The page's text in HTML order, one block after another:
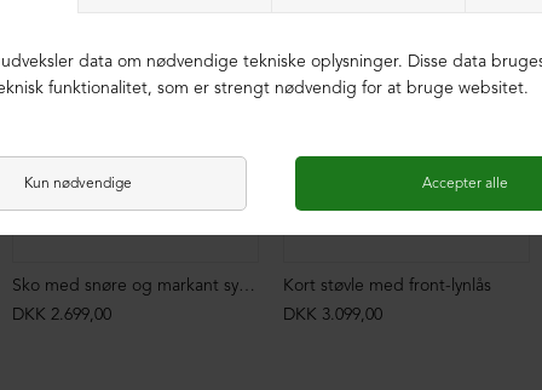
Sko med snøre og markant syning
DKK 2.699,00
Kort støvle med front-lynlås
DKK 3.099,00